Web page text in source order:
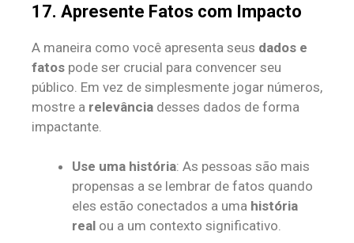
17. Apresente Fatos com Impacto
A maneira como você apresenta seus dados e
fatos pode ser crucial para convencer seu
público. Em vez de simplesmente jogar números,
mostre a relevância desses dados de forma
impactante.
Use uma história: As pessoas são mais
propensas a se lembrar de fatos quando
eles estão conectados a uma história
real ou a um contexto significativo.